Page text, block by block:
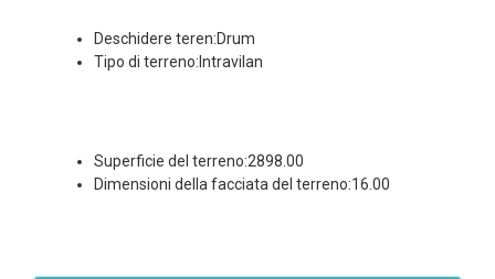
Deschidere teren:Drum
Tipo di terreno:Intravilan
Superficie del terreno:2898.00
Dimensioni della facciata del terreno:16.00